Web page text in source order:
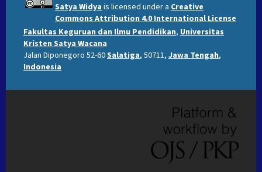
Satya Widya is licensed under a Creative
Commons Attribution 4.0 International License
Fakultas Keguruan dan Ilmu Pendidikan, Universitas
Kristen Satya Wacana
Jalan Diponegoro 52-60Salatiga, 50711, Jawa Tengah,
Indonesia